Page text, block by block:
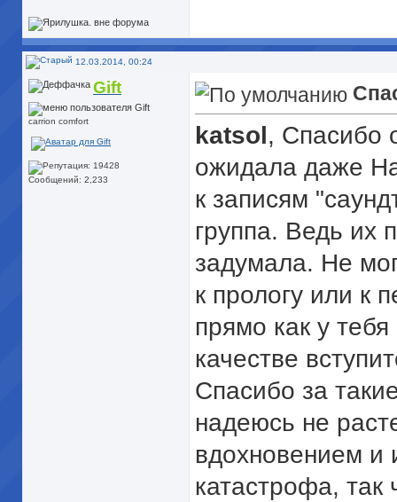
12.03.2014, 00:24
Gift
carrion comfort
Сообщений: 2,233
katsol, Спасибо
ожидала даже
к записям
группа. Ведь их
задумала. Не
к прологу или к
прямо как у
качестве
Спасибо за
надеюсь не
вдохновением и
катастрофа, так